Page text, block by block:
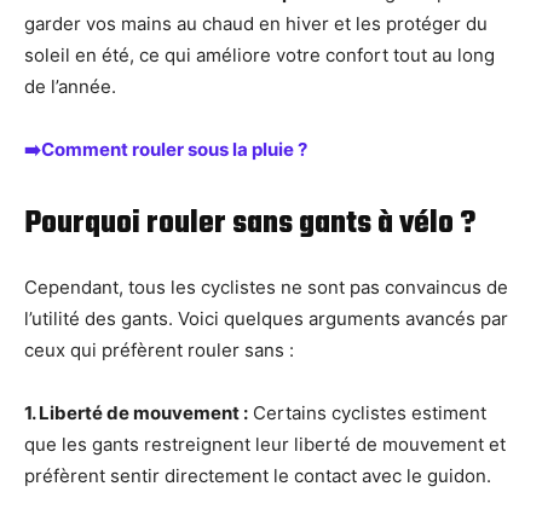
garder vos mains au chaud en hiver et les protéger du
soleil en été, ce qui améliore votre confort tout au long
de l’année.
➡️Comment rouler sous la pluie ?
Pourquoi rouler sans gants à vélo ?
Cependant, tous les cyclistes ne sont pas convaincus de
l’utilité des gants. Voici quelques arguments avancés par
ceux qui préfèrent rouler sans :
1. Liberté de mouvement : Certains cyclistes estiment
que les gants restreignent leur liberté de mouvement et
préfèrent sentir directement le contact avec le guidon.